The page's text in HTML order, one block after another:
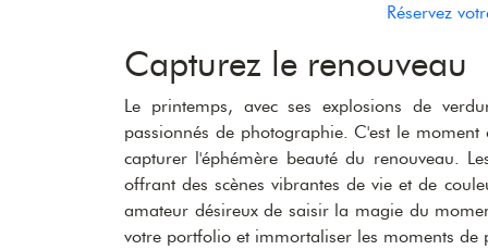
Réservez
Capturez le renouveau
Le printemps, avec ses explosions de
passionnés de photographie. C'est le
capturer l'éphémère beauté du renouveau.
offrant des scènes vibrantes de vie et de
amateur désireux de saisir la magie du
votre portfolio et immortaliser les moments de